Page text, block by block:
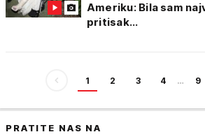
Ameriku: Bila sam
pritisak...
1 2 3 4 … 9
PRATITE NAS NA